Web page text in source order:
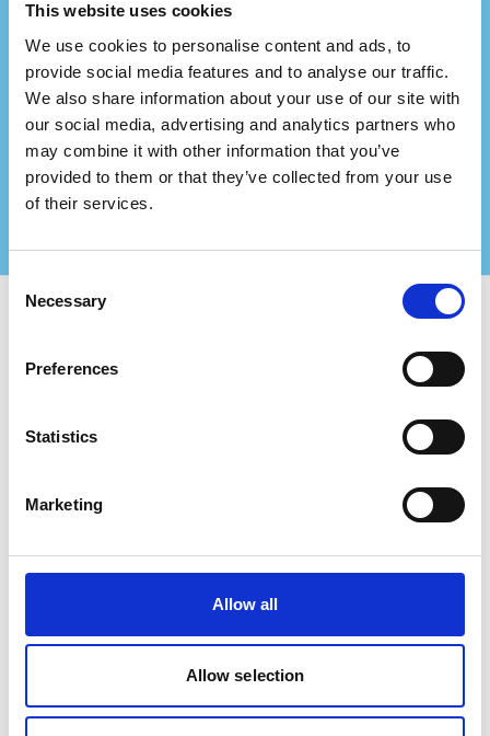
This website uses cookies
We use cookies to personalise content and ads, to
provide social media features and to analyse our traffic.
We also share information about your use of our site with
our social media, advertising and analytics partners who
may combine it with other information that you’ve
provided to them or that they’ve collected from your use
of their services.
Consent
Selection
Necessary
Preferences
Statistics
Marketing
Allow all
Allow selection
¿Representas a una
empresa de consultoría?
Asóciate con nosotros y crea aún más valor para
tus clientes certificados!
Contáctenos para más información
La insignia Certifiqat
Contactar con el equipo de ventas
Para socios:
Bli konsultpartner
Lägg till ditt konsultföretag